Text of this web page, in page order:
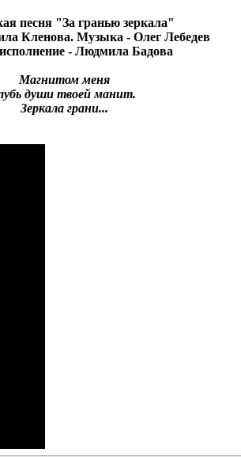
песня "За гранью зеркала"
Кленова. Музыка - Олег Лебедев
- Людмила Бадова
Магнитом меня
души твоей манит.
Зеркала грани...